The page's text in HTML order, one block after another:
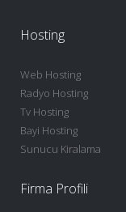
Hosting
Web Hosting
Radyo Hosting
Tv Hosting
Bayi Hosting
Sunucu Kiralama
Firma Profili